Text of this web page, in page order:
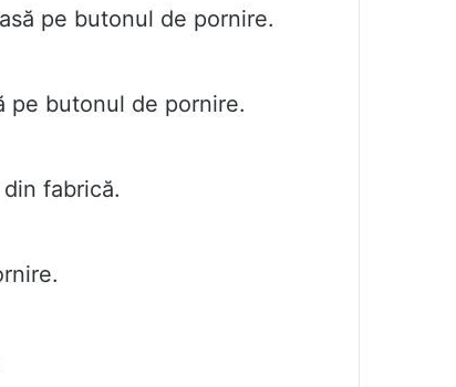
pe butonul de pornire.
pe butonul de pornire.
fabrică.